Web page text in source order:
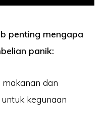
penting mengapa
panik:
dan
kegunaan